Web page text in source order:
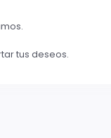
tus deseos.